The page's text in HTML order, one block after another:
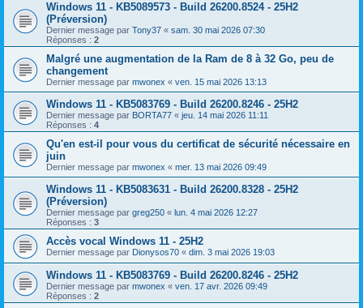
Windows 11 - KB5089573 - Build 26200.8524 - 25H2
(Préversion)
Dernier message par Tony37 « sam. 30 mai 2026 07:30
Réponses : 2
Malgré une augmentation de la Ram de 8 à 32 Go, peu de
changement
Dernier message par mwonex « ven. 15 mai 2026 13:13
Windows 11 - KB5083769 - Build 26200.8246 - 25H2
Dernier message par BORTA77 « jeu. 14 mai 2026 11:11
Réponses : 4
Qu'en est-il pour vous du certificat de sécurité nécessaire en
juin
Dernier message par mwonex « mer. 13 mai 2026 09:49
Windows 11 - KB5083631 - Build 26200.8328 - 25H2
(Préversion)
Dernier message par greg250 « lun. 4 mai 2026 12:27
Réponses : 3
Accès vocal Windows 11 - 25H2
Dernier message par Dionysos70 « dim. 3 mai 2026 19:03
Windows 11 - KB5083769 - Build 26200.8246 - 25H2
Dernier message par mwonex « ven. 17 avr. 2026 09:49
Réponses : 2